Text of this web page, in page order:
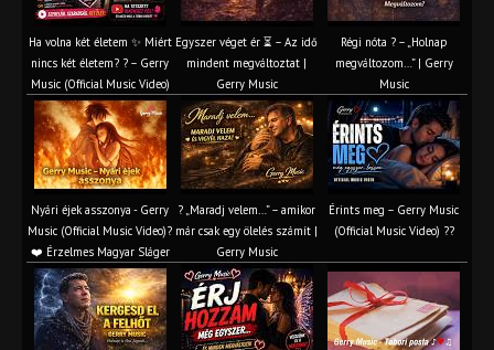
Ha volna két életem ✨ Miért
nincs két életem? ? – Gerry
Music (Official Music Video)
Egyszer véget ér ⏳ – Az idő
mindent megváltoztat |
Gerry Music
Régi nóta ? – „Holnap
megváltozom…” | Gerry
Music
Nyári éjek asszonya - Gerry
Music (Official Music Video)?
❤️ Érzelmes Magyar Sláger
? „Maradj velem…” – amikor
már csak egy ölelés számít |
Gerry Music
Érints meg – Gerry Music
(Official Music Video) ??